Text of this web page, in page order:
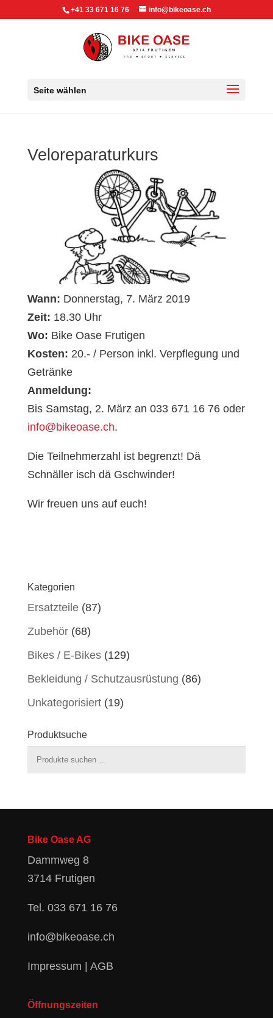
+41 33 671 16 76 info@bikeoase.ch
Seite wählen
Veloreparaturkurs
Wann: Donnerstag, 7. März 2019
Zeit: 18.30 Uhr
Wo: Bike Oase Frutigen
Kosten: 20.- / Person inkl. Verpflegung und
Getränke
Anmeldung:
Bis Samstag, 2. März an 033 671 16 76 oder
info@bikeoase.ch.
Die Teilnehmerzahl ist begrenzt! Dä
Schnäller isch dä Gschwinder!
Wir freuen uns auf euch!
Kategorien
Ersatzteile (87)
Zubehör (68)
Bikes / E-Bikes (129)
Bekleidung / Schutzausrüstung (86)
Unkategorisiert (19)
Produktsuche
Suchen
Bike Oase AG
Dammweg 8
3714 Frutigen
Tel. 033 671 16 76
info@bikeoase.ch
Impressum | AGB
Öffnungszeiten